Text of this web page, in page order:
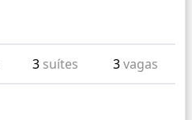
3 suítes 3vagas